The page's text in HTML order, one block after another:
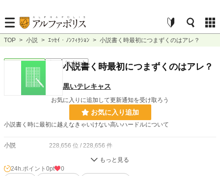
TOP > 小説 > ｴｯｾｲ・ﾉﾝﾌｨｸｼｮﾝ > 小説書く時最初につまずくのはアレ？
ｴｯｾｲ・ﾉﾝﾌｨｸｼｮﾝ ｼｮｰﾄｼｮｰﾄ
小説書く時最初につまずくのはアレ？
黒いテレキャス
お気に入りに追加して更新通知を受け取ろう
お気に入り追加
小説書く時に最初に越えなきゃいけない高いハードルについて
小説 228,656 位 / 228,656 件
8,860 位 / 8,860 件
24h.ポイント 0pt
0